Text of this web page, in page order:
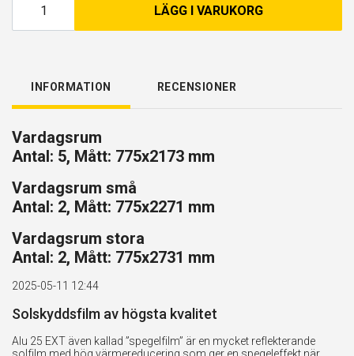
LÄGG I VARUKORG
INFORMATION RECENSIONER
Vardagsrum
Antal: 5, Mått: 775x2173 mm
Vardagsrum små
Antal: 2, Mått: 775x2271 mm
Vardagsrum stora
Antal: 2, Mått: 775x2731 mm
2025-05-11 12:44
Solskyddsfilm av högsta kvalitet
Alu 25 EXT även kallad ”spegelfilm” är en mycket reflekterande